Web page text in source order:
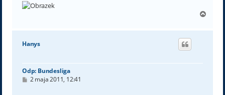
g
Hanys
Odp: Bundesliga
P2 maja 2011, 12:41